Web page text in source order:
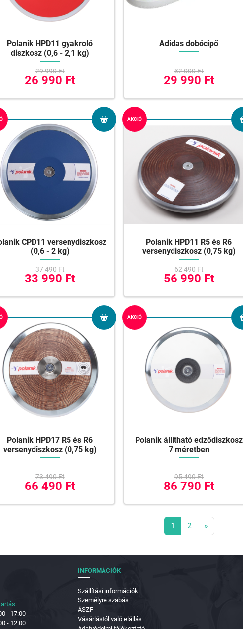
Polanik HPD11 gyakroló
diszkosz (0,6 - 2,1 kg)
29 990 Ft
26 990 Ft
Adidas dobócipő
32 000 Ft
29 990 Ft
CPD11 versenydiszkosz
(0,6 - 2 kg)
37 490 Ft
33 990 Ft
AKCIÓ
Polanik HPD11 R5 és R6
versenydiszkosz (0,75 kg)
62 490 Ft
56 990 Ft
Polanik HPD17 R5 és R6
versenydiszkosz (0,75 kg)
73 490 Ft
66 490 Ft
AKCIÓ
Polanik állítható edződiszkosz
7 méretben
95 490 Ft
86 790 Ft
1 2 »
- 17:00
- 12:00
INFORMÁCIÓK
Szállítási információk
Személyre szabás
ÁSZF
Vásárlástól való elállás